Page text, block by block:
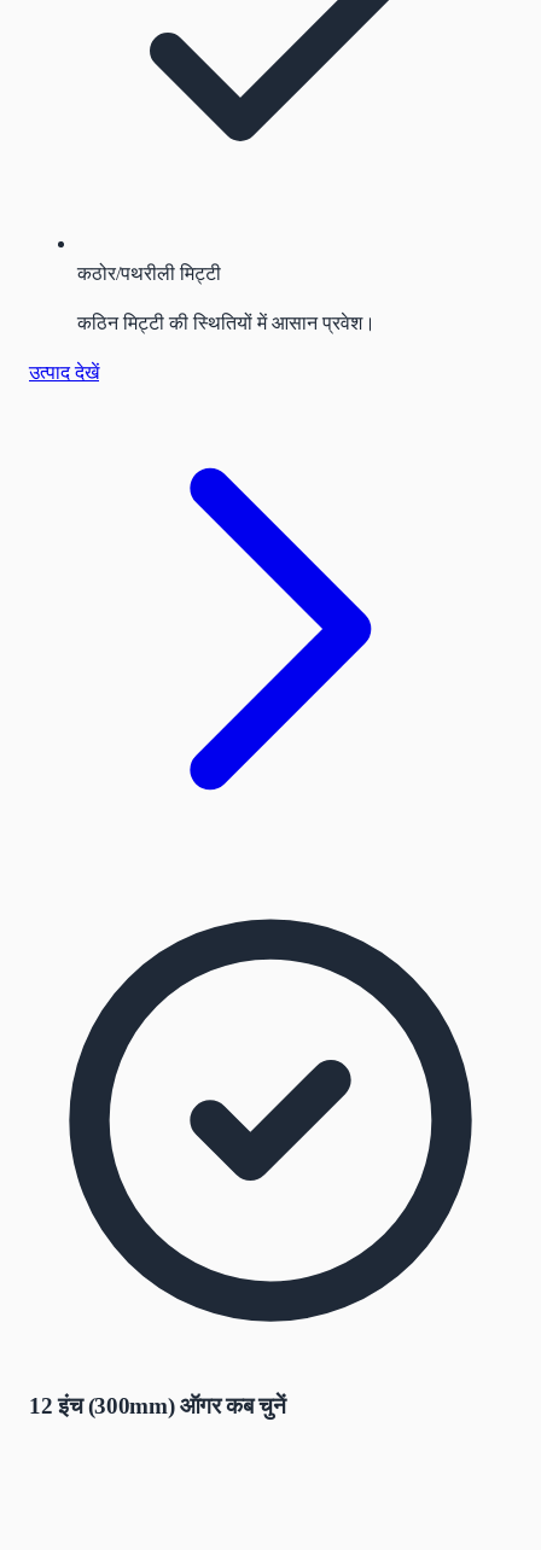
कठोर/पथरीली मिट्टी
कठिन मिट्टी की स्थितियों में आसान प्रवेश।
उत्पाद देखें
12 इंच (300mm) ऑगर कब चुनें